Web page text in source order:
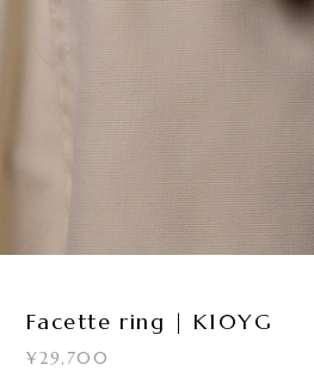
Facette ring | K10YG
¥29,700